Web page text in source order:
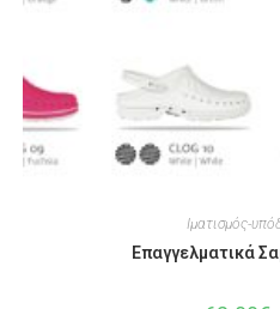
Ιματισμός-
Eπαγγελματικά